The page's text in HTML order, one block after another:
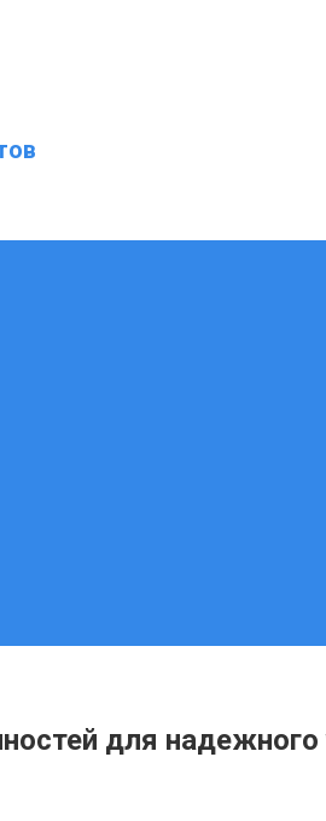
для надежного